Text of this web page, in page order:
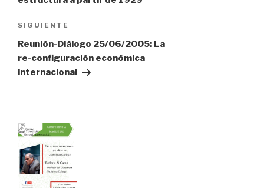
entradas
Siguiente
entrada
SIGUIENTE
Reunión-Diálogo 25/06/2005: La
re-configuración económica
internacional